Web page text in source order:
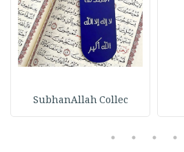
SubhanAllah Collec
2
3
4
5